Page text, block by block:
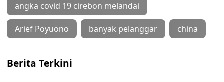
angka covid 19 cirebon melandai
Arief Poyuono banyak pelanggar china
Berita Terkini